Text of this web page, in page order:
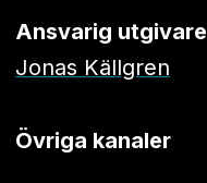
Ansvarig utgivare
Jonas Källgren
Övriga kanaler